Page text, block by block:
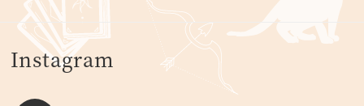
Instagram